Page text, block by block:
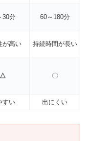
30分 60～180分
が高い 持続時間が長い
△ 〇
すい 出にくい